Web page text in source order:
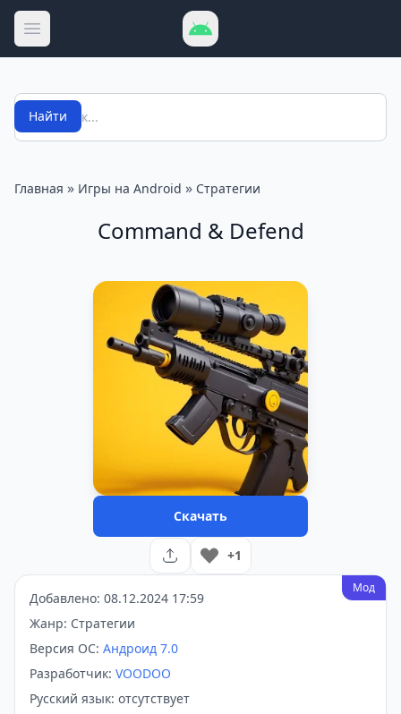
Открыть меню
Поиск
Найти
Главная » Игры на Android » Стратегии
Command & Defend
Скачать
+1
Мод
Добавлено: 08.12.2024 17:59
Жанр: Стратегии
Версия ОС: Андроид 7.0
Разработчик: VOODOO
Русский язык: отсутствует